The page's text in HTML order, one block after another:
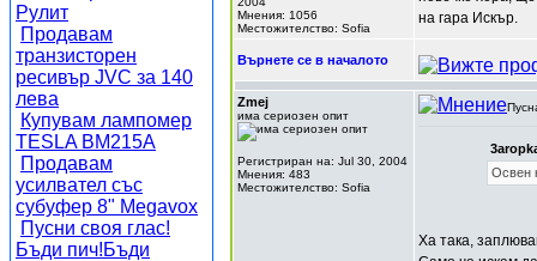
Рулит
Продавам
транзисторен
ресивър JVC за 140
лева
Купувам лампомер
TESLA BM215A
Продавам
усилвател със
субуфер 8" Megavox
Пусни своя глас!
Бъди пич!Бъди
Мнения: 1056
Местожителство: Sofia
на гара Искър.
Върнете се в началото
Zmej
има сериозен опит
Регистриран на: Jul 30, 2004
Мнения: 483
Местожителство: Sofia
Освен
Ха така,